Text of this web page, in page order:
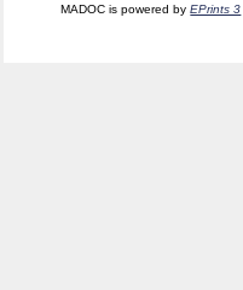
MADOC is powered byEPrints 3